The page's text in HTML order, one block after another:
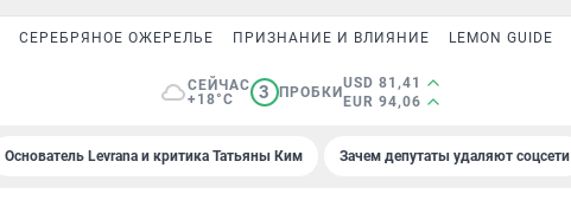
СЕРЕБРЯНОЕ ОЖЕРЕЛЬЕ ПРИЗНАНИЕ И ВЛИЯНИЕ LEMON GUIDE
СЕЙЧАС
+18°C
3 ПРОБКИ
USD 81,41
EUR 94,06
Основатель Levrana и критика Татьяны Ким Зачем депутаты удаляют соцсети